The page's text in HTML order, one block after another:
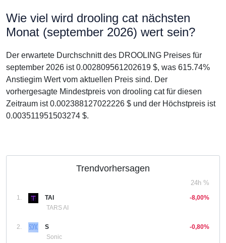
Wie viel wird drooling cat nächsten
Monat (september 2026) wert sein?
Der erwartete Durchschnitt des DROOLING Preises für
september 2026 ist 0.002809561202619 $, was 615.74%
Anstiegim Wert vom aktuellen Preis sind. Der
vorhergesagte Mindestpreis von drooling cat für diesen
Zeitraum ist 0.002388127022226 $ und der Höchstpreis ist
0.003511951503274 $.
Trendvorhersagen
24h %
1.
TAI
TARS AI
-8,00%
2.
S
Sonic
-0,80%